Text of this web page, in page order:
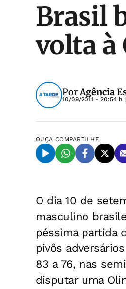
Brasil
volta à
PorAgência
10/09/2011 - 20:54 h
OUÇA COMPARTILHE
O dia 10 de
masculino
péssima partida
pivôs
83 a 76, nas
disputar uma